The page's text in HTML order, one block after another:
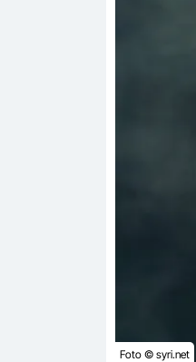
Foto © syri.net